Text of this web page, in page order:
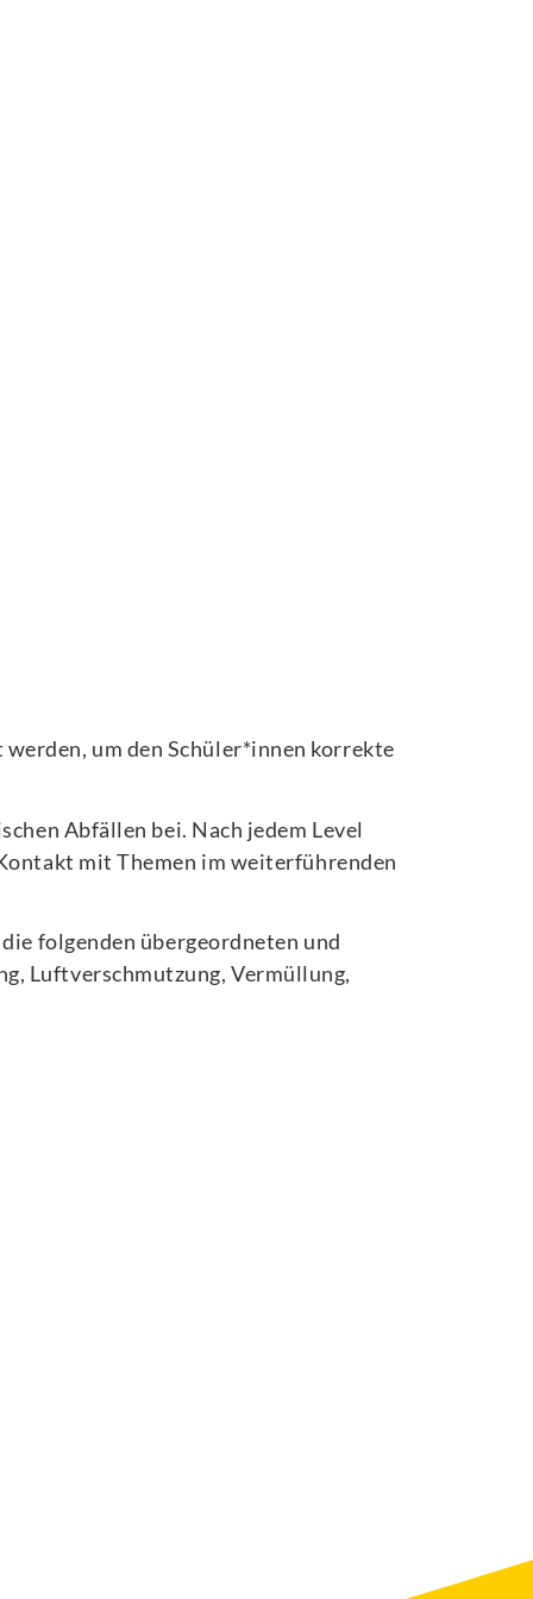
um den Schüler*innen korrekte
Abfällen bei. Nach jedem Level
mit Themen im weiterführenden
folgenden übergeordneten und
Luftverschmutzung, Vermüllung,